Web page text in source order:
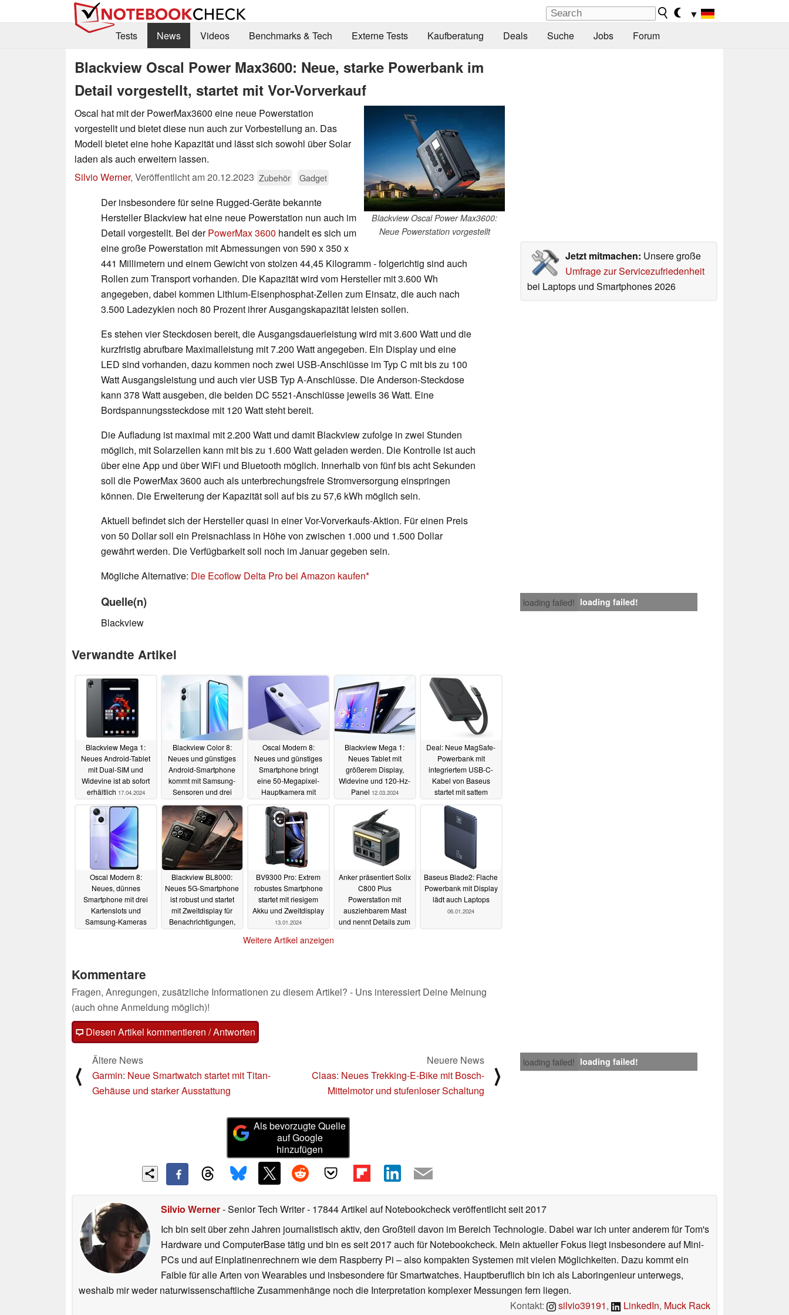
▼
Tests
News Videos Benchmarks & Tech Externe Tests Kaufberatung Deals Suche Jobs Forum
Blackview Oscal Power Max3600: Neue, starke Powerbank im
Detail vorgestellt, startet mit Vor-Vorverkauf
Blackview Oscal Power Max3600:
Neue Powerstation vorgestellt
Oscal hat mit der PowerMax3600 eine neue Powerstation
vorgestellt und bietet diese nun auch zur Vorbestellung an. Das
Modell bietet eine hohe Kapazität und lässt sich sowohl über Solar
laden als auch erweitern lassen.
Silvio Werner, Veröffentlicht am20.12.2023 Zubehör Gadget
Jetzt mitmachen: Unsere große
Umfrage zur Servicezufriedenheit
bei Laptops und Smartphones 2026
Der insbesondere für seine Rugged-Geräte bekannte
Hersteller Blackview hat eine neue Powerstation nun auch im
Detail vorgestellt. Bei derPowerMax 3600 handelt es sich um
eine große Powerstation mit Abmessungen von 590 x 350 x
441 Millimetern und einem Gewicht von stolzen 44,45 Kilogramm - folgerichtig sind auch
Rollen zum Transport vorhanden. Die Kapazität wird vom Hersteller mit 3.600 Wh
angegeben, dabei kommen Lithium-Eisenphosphat-Zellen zum Einsatz, die auch nach
3.500 Ladezyklen noch 80 Prozent ihrer Ausgangskapazität leisten sollen.
Es stehen vier Steckdosen bereit, die Ausgangsdauerleistung wird mit 3.600 Watt und die
kurzfristig abrufbare Maximalleistung mit 7.200 Watt angegeben. Ein Display und eine
LED sind vorhanden, dazu kommen noch zwei USB-Anschlüsse im Typ C mit bis zu 100
Watt Ausgangsleistung und auch vier USB Typ A-Anschlüsse. Die Anderson-Steckdose
kann 378 Watt ausgeben, die beiden DC 5521-Anschlüsse jeweils 36 Watt. Eine
Bordspannungssteckdose mit 120 Watt steht bereit.
Die Aufladung ist maximal mit 2.200 Watt und damit Blackview zufolge in zwei Stunden
möglich, mit Solarzellen kann mit bis zu 1.600 Watt geladen werden. Die Kontrolle ist auch
über eine App und über WiFi und Bluetooth möglich. Innerhalb von fünf bis acht Sekunden
soll die PowerMax 3600 auch als unterbrechungsfreie Stromversorgung einspringen
können. Die Erweiterung der Kapazität soll auf bis zu 57,6 kWh möglich sein.
Aktuell befindet sich der Hersteller quasi in einer Vor-Vorverkaufs-Aktion. Für einen Preis
von 50 Dollar soll ein Preisnachlass in Höhe von zwischen 1.000 und 1.500 Dollar
gewährt werden. Die Verfügbarkeit soll noch im Januar gegeben sein.
Mögliche Alternative: Die Ecoflow Delta Pro bei Amazon kaufen
loading failed! loading failed!
Quelle(n)
Blackview
Verwandte Artikel
Blackview Mega 1:
Neues Android-Tablet
mit Dual-SIM und
Widevine ist ab sofort
erhältlich 17.04.2024
Blackview Color 8:
Neues und günstiges
Android-Smartphone
kommt mit Samsung-
Sensoren und drei
02.04.2024
Oscal Modern 8:
Neues und günstiges
Smartphone bringt
eine 50-Megapixel-
Hauptkamera mit
12.03.2024
Blackview Mega 1:
Neues Tablet mit
größerem Display,
Widevine und 120-Hz-
Panel 12.03.2024
Deal: Neue MagSafe-
Powerbank mit
integriertem USB-C-
Kabel von Baseus
startet mit sattem
16.01.2024
Oscal Modern 8:
Neues, dünnes
Smartphone mit drei
Kartenslots und
Samsung-Kameras
Blackview BL8000:
Neues 5G-Smartphone
ist robust und startet
mit Zweitdisplay für
Benachrichtigungen,
BV9300 Pro: Extrem
robustes Smartphone
startet mit riesigem
Akku und Zweitdisplay
13.01.2024
Anker präsentiert Solix
C800 Plus
Powerstation mit
ausziehbarem Mast
und nennt Details zum
Baseus Blade2: Flache
Powerbank mit Display
lädt auch Laptops
06.01.2024
Weitere Artikel anzeigen
Kommentare
Fragen, Anregungen, zusätzliche Informationen zu diesem Artikel? - Uns interessiert Deine Meinung
(auch ohne Anmeldung möglich)!
Diesen Artikel kommentieren / Antworten
loading failed! loading failed!
⟨
Ältere News
Garmin: Neue Smartwatch startet mit Titan-
Gehäuse und starker Ausstattung
Neuere News
Claas: Neues Trekking-E-Bike mit Bosch-
Mittelmotor und stufenloser Schaltung
⟩
Als bevorzugte Quelle
auf Google
hinzufügen
Silvio Werner- Senior Tech Writer- 17844 Artikel auf Notebookcheck veröffentlichtseit 2017
Ich bin seit über zehn Jahren journalistisch aktiv, den Großteil davon im Bereich Technologie. Dabei war ich unter anderem für Tom's
Hardware und ComputerBase tätig und bin es seit 2017 auch für Notebookcheck. Mein aktueller Fokus liegt insbesondere auf Mini-
PCs und auf Einplatinenrechnern wie dem Raspberry Pi – also kompakten Systemen mit vielen Möglichkeiten. Dazu kommt ein
Faible für alle Arten von Wearables und insbesondere für Smartwatches. Hauptberuflich bin ich als Laboringenieur unterwegs,
weshalb mir weder naturwissenschaftliche Zusammenhänge noch die Interpretation komplexer Messungen fern liegen.
Kontakt:
silvio39191, LinkedIn, Muck Rack